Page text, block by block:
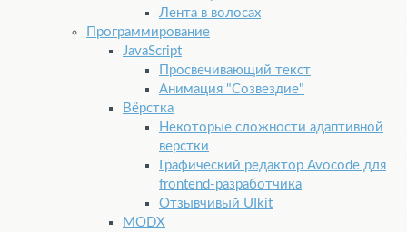
Лента в волосах
Программирование
JavaScript
Просвечивающий текст
Анимация "Созвездие"
Вёрстка
Некоторые сложности адаптивной
верстки
Графический редактор Avocode для
frontend-разработчика
Отзывчивый UIkit
MODX